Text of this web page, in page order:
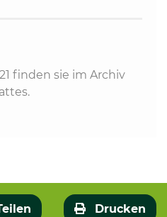
finden sie im Archiv
Drucken